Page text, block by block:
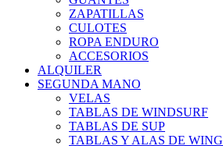
ZAPATILLAS
CULOTES
ROPA ENDURO
ACCESORIOS
ALQUILER
SEGUNDA MANO
VELAS
TABLAS DE WINDSURF
TABLAS DE SUP
TABLAS Y ALAS DE WING